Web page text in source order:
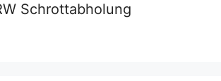
Schrottabholung